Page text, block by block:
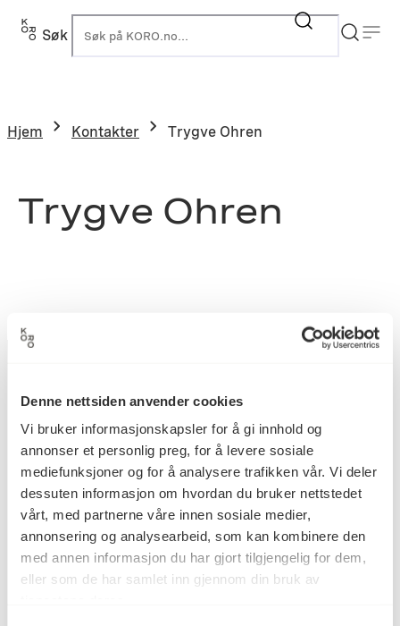
Denne nettsiden anvender cookies
Vi bruker informasjonskapsler for å gi innhold og
annonser et personlig preg, for å levere sosiale
mediefunksjoner og for å analysere trafikken vår. Vi deler
dessuten informasjon om hvordan du bruker nettstedet
vårt, med partnerne våre innen sosiale medier,
annonsering og analysearbeid, som kan kombinere den
med annen informasjon du har gjort tilgjengelig for dem,
eller som de har samlet inn gjennom din bruk av
Søk
Hjem Kontakter Trygve Ohren
Trygve Ohren
Postadresse
Postboks 6994
St. Olavs plass
0130 Oslo
post@koro.no